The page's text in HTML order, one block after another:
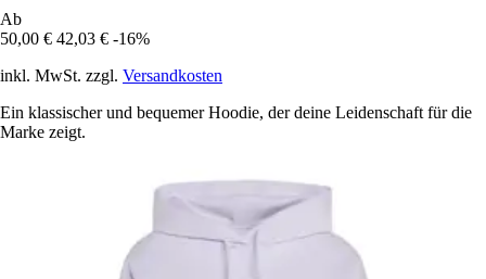
Ab
50,00 € 42,03 € -16%
inkl. MwSt. zzgl. Versandkosten
Ein klassischer und bequemer Hoodie, der deine Leidenschaft für die
Marke zeigt.